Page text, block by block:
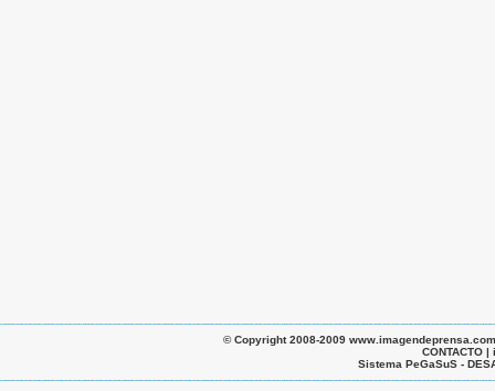
© Copyright 2008-2009
CONTACTO
Sistema PeGaSuS -